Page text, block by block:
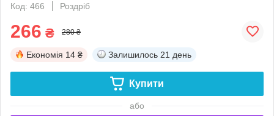
Код: 466
Роздріб
266 ₴ 280 ₴
Економія 14 ₴ Залишилось 21 день
Купити
або